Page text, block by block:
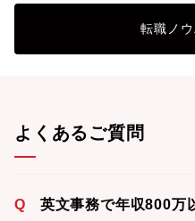
転職ノ
よくあるご質問
Q
英文事務で年収800万